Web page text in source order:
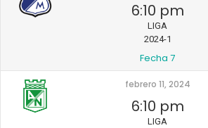
6:10 pm
LIGA
2024-1
Fecha 7
febrero 11, 2024
6:10 pm
LIGA